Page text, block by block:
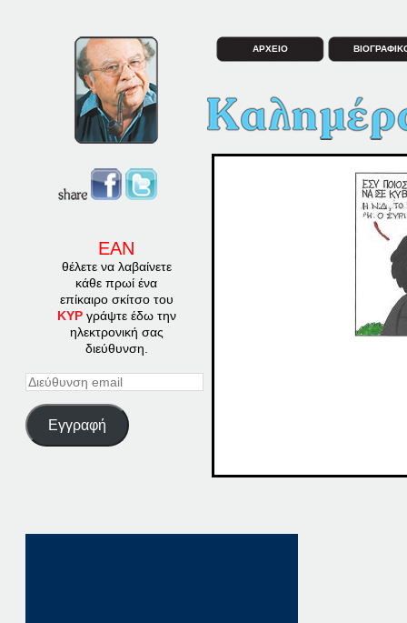
ΕΑΝ
θέλετε να λαβαίνετε
κάθε πρωί ένα
επίκαιρο σκίτσο του
ΚΥΡγράψτε έδω την
ηλεκτρονική σας
διεύθυνση.
Διεύθυνση
Εγγραφή
ΑΡΧΕΙΟ